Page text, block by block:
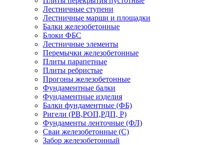
Лестничные ступени
Лестничные марши и площадки
Балки железобетонные
Блоки ФБС
Лестничные элементы
Перемычки железобетонные
Плиты парапетные
Плиты ребристые
Прогоны железобетонные
Фундаментные балки
Фундаментные изделия
Балки фундаментные (ФБ)
Ригели (РВ,РОП,РДП, Р)
Фундаменты ленточные (ФЛ)
Сваи железобетонные (С)
Забор железобетонный